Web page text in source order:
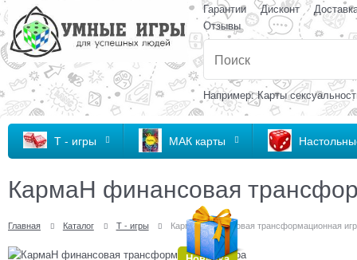
Гарантии
Дисконт
Отзывы
Например: Карты
Т - игры МАК карты
КармаН финансовая
Главная Каталог Т - игры КармаН финансовая трансформационная